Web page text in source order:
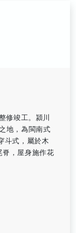
修竣工。潁川
地，為閩南式
斗式，屬於木
，屋身施作花